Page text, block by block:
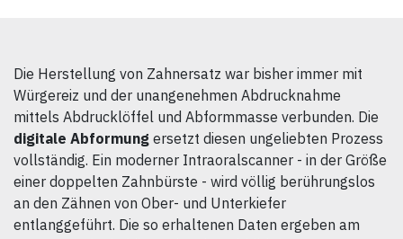
Die Herstellung von Zahnersatz war bisher immer mit
Würgereiz und der unangenehmen Abdrucknahme
mittels Abdrucklöffel und Abformmasse verbunden. Die
digitale Abformung ersetzt diesen ungeliebten Prozess
vollständig. Ein moderner Intraoralscanner - in der Größe
einer doppelten Zahnbürste - wird völlig berührungslos
an den Zähnen von Ober- und Unterkiefer
entlanggeführt. Die so erhaltenen Daten ergeben am